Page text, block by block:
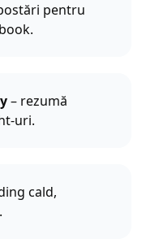
pentru
– rezumă
uri.
cald,